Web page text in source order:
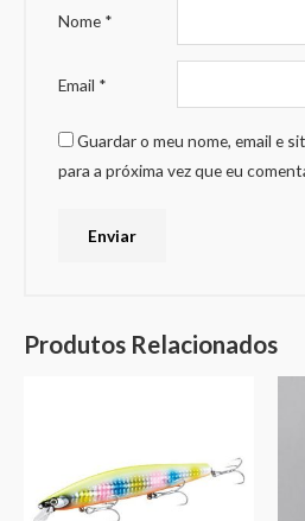
Nome *
Email *
Guardar o meu nome, email e
para a próxima vez que eu
Produtos Relacionados